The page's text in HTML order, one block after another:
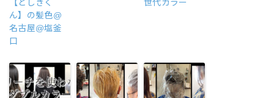
【としきく
ん】の髪色@
名古屋@塩釜
口
世代カラー